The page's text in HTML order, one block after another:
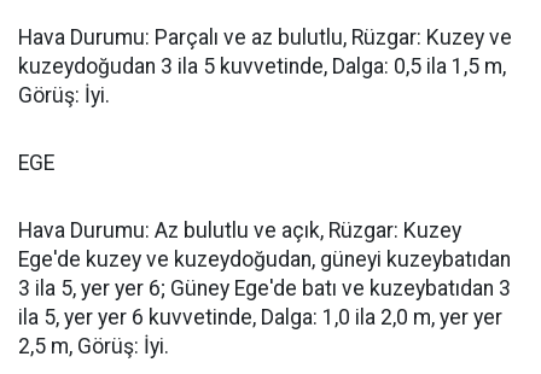
Hava Durumu: Parçalı ve az bulutlu, Rüzgar: Kuzey ve
kuzeydoğudan 3 ila 5 kuvvetinde, Dalga: 0,5 ila 1,5 m,
Görüş: İyi.
EGE
Hava Durumu: Az bulutlu ve açık, Rüzgar: Kuzey
Ege'de kuzey ve kuzeydoğudan, güneyi kuzeybatıdan
3 ila 5, yer yer 6; Güney Ege'de batı ve kuzeybatıdan 3
ila 5, yer yer 6 kuvvetinde, Dalga: 1,0 ila 2,0 m, yer yer
2,5 m, Görüş: İyi.